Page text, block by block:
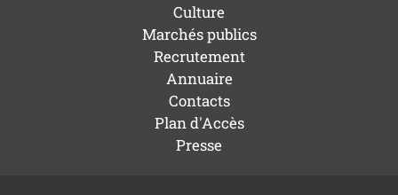
Culture
Marchés publics
Recrutement
Annuaire
Contacts
Plan d'Accès
Presse